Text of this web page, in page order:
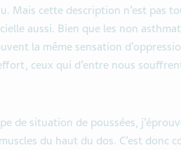
Mais cette description n’est pas
aussi. Bien que les non
la même sensation
ceux qui d’entre nous
de situation de poussées,
du haut du dos. C’est donc